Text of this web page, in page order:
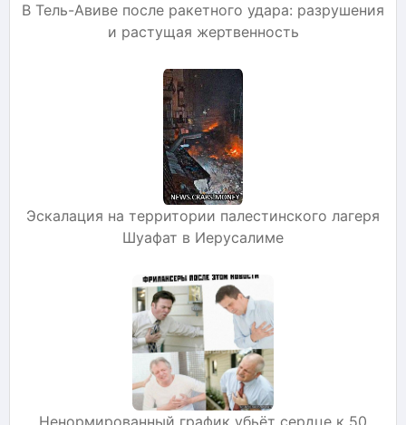
В Тель-Авиве после ракетного удара: разрушения
и растущая жертвенность
Эскалация на территории палестинского лагеря
Шуафат в Иерусалиме
Ненормированный график убьёт сердце к 50